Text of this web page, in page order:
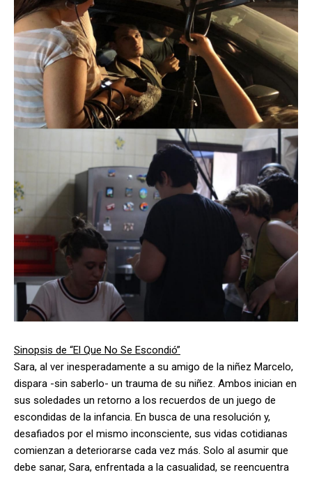
Sinopsis de “El Que No Se Escondió”
Sara, al ver inesperadamente a su amigo de la niñez Marcelo,
dispara -sin saberlo- un trauma de su niñez. Ambos inician en
sus soledades un retorno a los recuerdos de un juego de
escondidas de la infancia. En busca de una resolución y,
desafiados por el mismo inconsciente, sus vidas cotidianas
comienzan a deteriorarse cada vez más. Solo al asumir que
debe sanar, Sara, enfrentada a la casualidad, se reencuentra